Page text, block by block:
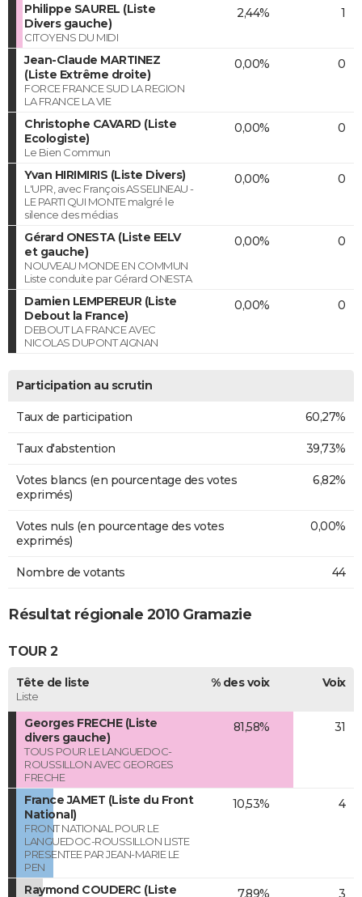
Philippe SAUREL (Liste
Divers gauche)
CITOYENS DU MIDI
2,44% 1
Jean-Claude MARTINEZ
(Liste Extrême droite)
FORCE FRANCE SUD LA REGION
LA FRANCE LA VIE
0,00% 0
Christophe CAVARD (Liste
Ecologiste)
Le Bien Commun
0,00% 0
Yvan HIRIMIRIS (Liste Divers)
L'UPR, avec François ASSELINEAU -
LE PARTI QUI MONTE malgré le
silence des médias
0,00% 0
Gérard ONESTA (Liste EELV
et gauche)
NOUVEAU MONDE EN COMMUN
Liste conduite par Gérard ONESTA
0,00% 0
Damien LEMPEREUR (Liste
Debout la France)
DEBOUT LA FRANCE AVEC
NICOLAS DUPONT AIGNAN
0,00% 0
Participation au scrutin
Taux de participation 60,27%
Taux d'abstention 39,73%
Votes blancs (en pourcentage des votes
exprimés)
6,82%
Votes nuls (en pourcentage des votes
exprimés)
0,00%
Nombre de votants 44
Résultat régionale 2010 Gramazie
TOUR 2
Tête de liste
Liste
% des voix Voix
Georges FRECHE (Liste
divers gauche)
TOUS POUR LE LANGUEDOC-
ROUSSILLON AVEC GEORGES
FRECHE
81,58% 31
France JAMET (Liste du Front
National)
FRONT NATIONAL POUR LE
LANGUEDOC-ROUSSILLON LISTE
PRESENTEE PAR JEAN-MARIE LE
PEN
10,53% 4
Raymond COUDERC (Liste
7,89% 3